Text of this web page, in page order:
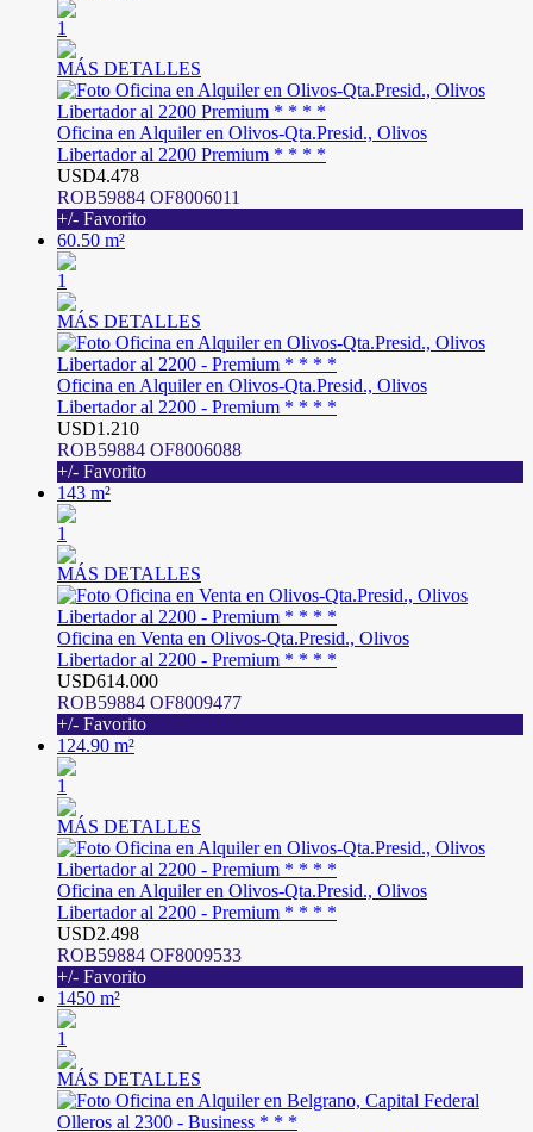
1
MÁS DETALLES
Oficina en Alquiler en Olivos-Qta.Presid., Olivos
Libertador al 2200 Premium * * * *
USD4.478
ROB59884 OF8006011
+/- Favorito
60.50 m²
1
MÁS DETALLES
Oficina en Alquiler en Olivos-Qta.Presid., Olivos
Libertador al 2200 - Premium * * * *
USD1.210
ROB59884 OF8006088
+/- Favorito
143 m²
1
MÁS DETALLES
Oficina en Venta en Olivos-Qta.Presid., Olivos
Libertador al 2200 - Premium * * * *
USD614.000
ROB59884 OF8009477
+/- Favorito
124.90 m²
1
MÁS DETALLES
Oficina en Alquiler en Olivos-Qta.Presid., Olivos
Libertador al 2200 - Premium * * * *
USD2.498
ROB59884 OF8009533
+/- Favorito
1450 m²
1
MÁS DETALLES